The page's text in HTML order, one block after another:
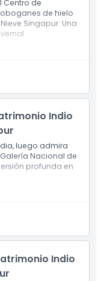
Centro de
de hielo
Singapur. Una
Centro de
Singapur.
luego
frío en
Indio
luego admira
Nacional de
profunda en
de Herencia
su vibrante
de arte más
Indio